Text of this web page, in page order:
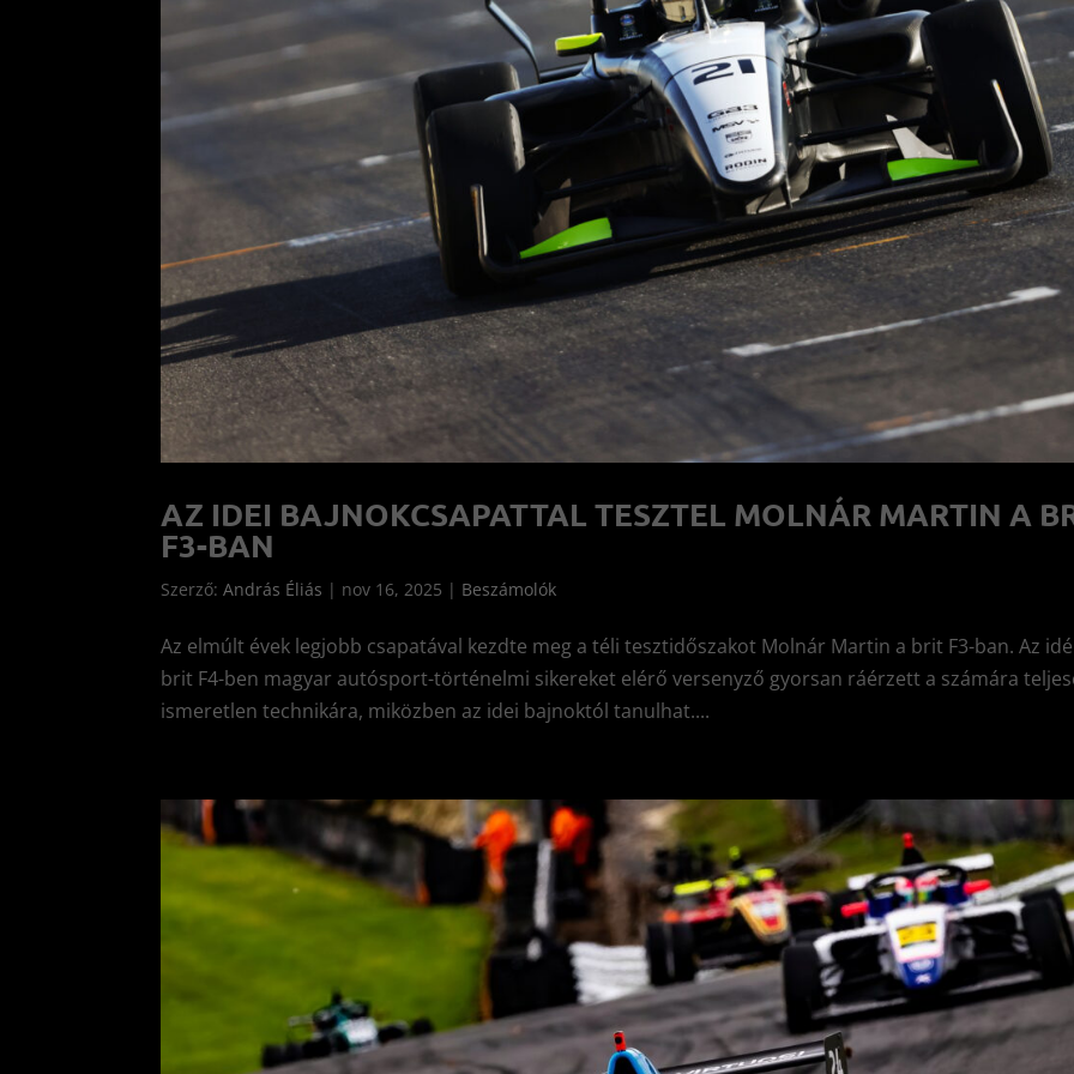
AZ IDEI BAJNOKCSAPATTAL TESZTEL MOLNÁR MARTIN A
F3-BAN
Szerző:András Éliás | nov 16, 2025 | Beszámolók
Az elmúlt évek legjobb csapatával kezdte meg a téli tesztidőszakot Molnár Martin a brit F3-ban. Az
brit F4-ben magyar autósport-történelmi sikereket elérő versenyző gyorsan ráérzett a számára
ismeretlen technikára, miközben az idei bajnoktól tanulhat....